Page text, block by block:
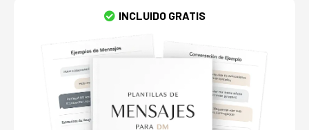
INCLUIDO GRATIS